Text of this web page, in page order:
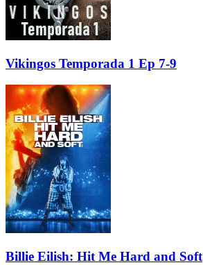
Vikingos Temporada 1 Ep 7-9
Billie Eilish: Hit Me Hard and Soft